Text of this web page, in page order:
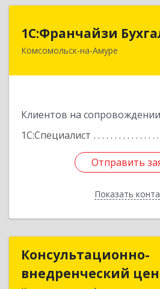
1С:Франчайзи
Комсомольск-на-Амуре
Клиентов на сопровождении
1С:Специалист
Отправить
Показать
681000, Хабаровский
Отправить
Назад
Консультационно-
внедренческий